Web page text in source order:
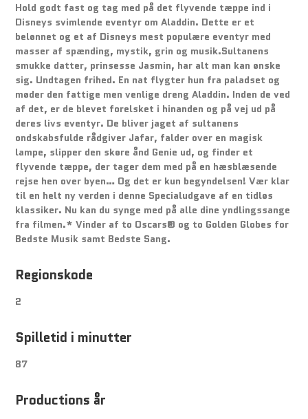
Hold godt fast og tag med på det flyvende tæppe ind i
Disneys svimlende eventyr om Aladdin. Dette er et
belønnet og et af Disneys mest populære eventyr med
masser af spænding, mystik, grin og musik.Sultanens
smukke datter, prinsesse Jasmin, har alt man kan ønske
sig. Undtagen frihed. En nat flygter hun fra paladset og
møder den fattige men venlige dreng Aladdin. Inden de ved
af det, er de blevet forelsket i hinanden og på vej ud på
deres livs eventyr. De bliver jaget af sultanens
ondskabsfulde rådgiver Jafar, falder over en magisk
lampe, slipper den skøre ånd Genie ud, og finder et
flyvende tæppe, der tager dem med på en hæsblæsende
rejse hen over byen… Og det er kun begyndelsen! Vær klar
til en helt ny verden i denne Specialudgave af en tidløs
klassiker. Nu kan du synge med på alle dine yndlingssange
fra filmen.* Vinder af to Oscars® og to Golden Globes for
Bedste Musik samt Bedste Sang.
Regionskode
2
Spilletid i minutter
87
Productions år